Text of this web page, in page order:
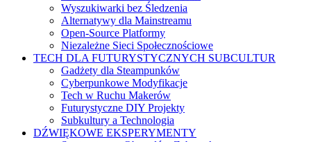
Wyszukiwarki bez Śledzenia
Alternatywy dla Mainstreamu
Open-Source Platformy
Niezależne Sieci Społecznościowe
TECH DLA FUTURYSTYCZNYCH SUBCULTUR
Gadżety dla Steampunków
Cyberpunkowe Modyfikacje
Tech w Ruchu Makerów
Futurystyczne DIY Projekty
Subkultury a Technologia
DŹWIĘKOWE EKSPERYMENTY